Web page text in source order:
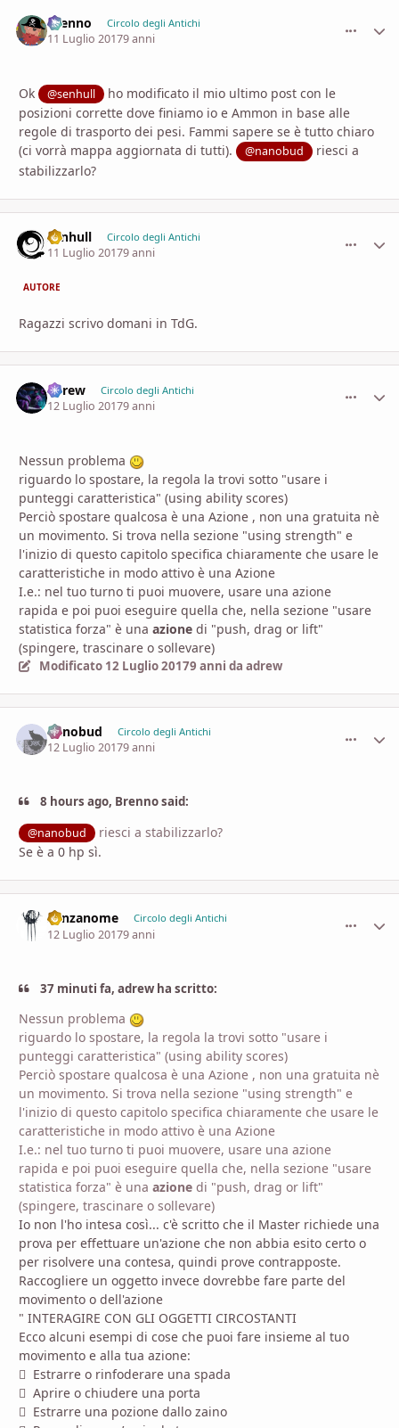
Brenno Circolo degli Antichi
11 Luglio 20179 anni
Ok @senhull
ho modificato il mio ultimo post con le
posizioni corrette dove finiamo io e Ammon in base alle
regole di trasporto dei pesi. Fammi sapere se è tutto chiaro
(ci vorrà mappa aggiornata di tutti).
@nanobud
riesci a
stabilizzarlo?
senhull Circolo degli Antichi
11 Luglio 20179 anni
AUTORE
Ragazzi scrivo domani in TdG.
adrew Circolo degli Antichi
12 Luglio 20179 anni
Nessun problema
riguardo lo spostare, la regola la trovi sotto "usare i
punteggi caratteristica" (using ability scores)
Perciò spostare qualcosa è una Azione , non una gratuita nè
un movimento. Si trova nella sezione "using strength" e
l'inizio di questo capitolo specifica chiaramente che usare le
caratteristiche in modo attivo è una Azione
I.e.: nel tuo turno ti puoi muovere, usare una azione
rapida e poi puoi eseguire quella che, nella sezione "usare
statistica forza" è una azione di "push, drag or lift"
(spingere, trascinare o sollevare)
Modificato 12 Luglio 20179 anni da adrew
nanobud Circolo degli Antichi
12 Luglio 20179 anni
8 hours ago, Brenno said:
@nanobud
riesci a stabilizzarlo?
Se è a 0 hp sì.
Senzanome Circolo degli Antichi
12 Luglio 20179 anni
37 minuti fa, adrew ha scritto:
Nessun problema
riguardo lo spostare, la regola la trovi sotto "usare i
punteggi caratteristica" (using ability scores)
Perciò spostare qualcosa è una Azione , non una gratuita nè
un movimento. Si trova nella sezione "using strength" e
l'inizio di questo capitolo specifica chiaramente che usare le
caratteristiche in modo attivo è una Azione
I.e.: nel tuo turno ti puoi muovere, usare una azione
rapida e poi puoi eseguire quella che, nella sezione "usare
statistica forza" è una azione di "push, drag or lift"
(spingere, trascinare o sollevare)
Io non l'ho intesa così... c'è scritto che il Master richiede una
prova per effettuare un'azione che non abbia esito certo o
per risolvere una contesa, quindi prove contrapposte.
Raccogliere un oggetto invece dovrebbe fare parte del
movimento o dell'azione
" INTERAGIRE CON GLI OGGETTI CIRCOSTANTI
Ecco alcuni esempi di cose che puoi fare insieme al tuo
movimento e alla tua azione:
 Estrarre o rinfoderare una spada
 Aprire o chiudere una porta
 Estrarre una pozione dallo zaino